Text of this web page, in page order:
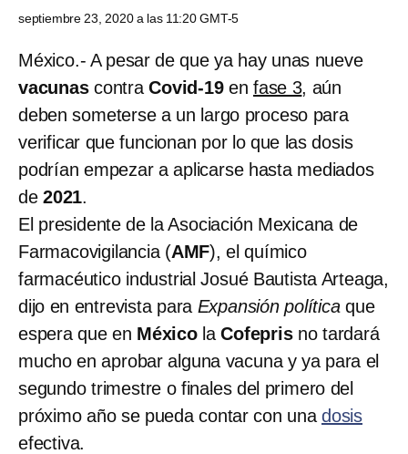
septiembre 23, 2020 a las 11:20 GMT-5
México.- A pesar de que ya hay unas nueve
vacunas contraCovid-19enfase 3, aún
deben someterse a un largo proceso para
verificar que funcionan por lo que las dosis
podrían empezar a aplicarse hasta mediados
de 2021.
El presidente de la Asociación Mexicana de
Farmacovigilancia (AMF), el químico
farmacéutico industrial Josué Bautista Arteaga,
dijo en entrevista para Expansión políticaque
espera que en MéxicolaCofepris no tardará
mucho en aprobar alguna vacuna y ya para el
segundo trimestre o finales del primero del
próximo año se pueda contar con una dosis
efectiva.